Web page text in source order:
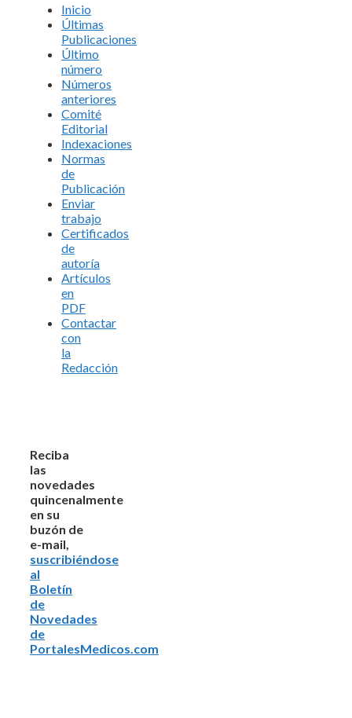
Inicio
Últimas
Publicaciones
Último
número
Números
anteriores
Comité
Editorial
Indexaciones
Normas
de
Publicación
Enviar
trabajo
Certificados
de
autoría
Artículos
en
PDF
Contactar
con
la
Redacción
Reciba
las
novedades
quincenalmente
en su
buzón de
e-mail,
suscribiéndose
al
Boletín
de
Novedades
de
PortalesMedicos.com